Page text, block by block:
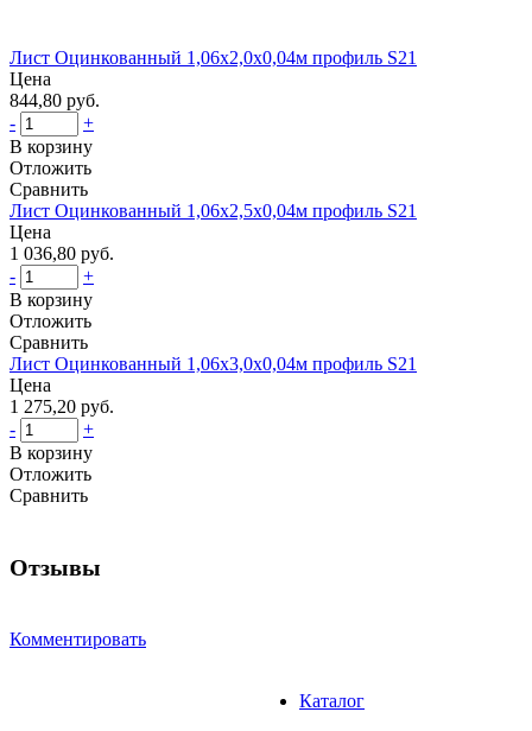
Лист Оцинкованный 1,06x2,0x0,04м профиль S21
Цена
844,80 руб.
-
+
В корзину
Отложить
Сравнить
Лист Оцинкованный 1,06x2,5x0,04м профиль S21
Цена
1 036,80 руб.
-
+
В корзину
Отложить
Сравнить
Лист Оцинкованный 1,06x3,0x0,04м профиль S21
Цена
1 275,20 руб.
-
+
В корзину
Отложить
Сравнить
Отзывы
Комментировать
Каталог